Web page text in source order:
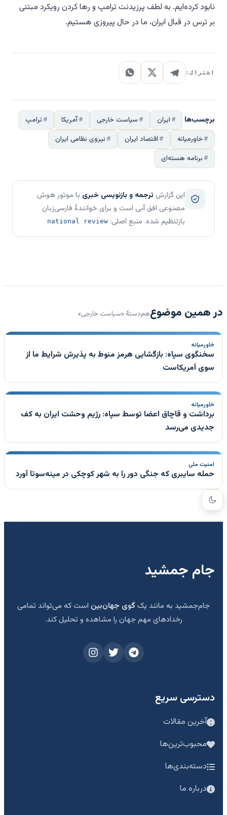
نابود کرده‌ایم. به لطف پرزیدنت ترامپ و رها کردن رویکرد مبتنی
بر ترس در قبال ایران، ما در حال پیروزی هستیم.
اشتراک:
برچسب‌ها ایران سیاست خارجی آمریکا
ترامپ
خاورمیانه
اقتصاد ایران
نیروی نظامی ایران
برنامه هسته‌ای
این گزارش ترجمه و بازنویسی خبری با موتور هوش
مصنوعی افق آبی است و برای خوانندهٔ فارسی‌زبان
بازتنظیم شده. منبع اصلی: national review
در همین موضوعهم‌دستهٔ «سیاست خارجی»
خاورمیانه
سخنگوی سپاه: بازگشایی هرمز منوط به پذیرش شرایط ما از
سوی آمریکاست
خاورمیانه
برداشت و قاچاق اعضا توسط سپاه: رژیم وحشت ایران به کف
جدیدی می‌رسد
امنیت ملی
حمله سایبری که جنگی دور را به شهر کوچکی در مینه‌سوتا آورد
جام جمشید
جام‌جمشید به مانند یک گوی جهان‌بین است که می‌تواند تمامی
رخدادهای مهم جهان را مشاهده و تحلیل کند.
دسترسی سریع
آخرین مقالات
محبوب‌ترین‌ها
دسته‌بندی‌ها
درباره ما